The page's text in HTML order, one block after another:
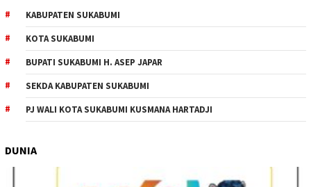
KABUPATEN SUKABUMI
KOTA SUKABUMI
BUPATI SUKABUMI H. ASEP JAPAR
SEKDA KABUPATEN SUKABUMI
PJ WALI KOTA SUKABUMI KUSMANA HARTADJI
DUNIA